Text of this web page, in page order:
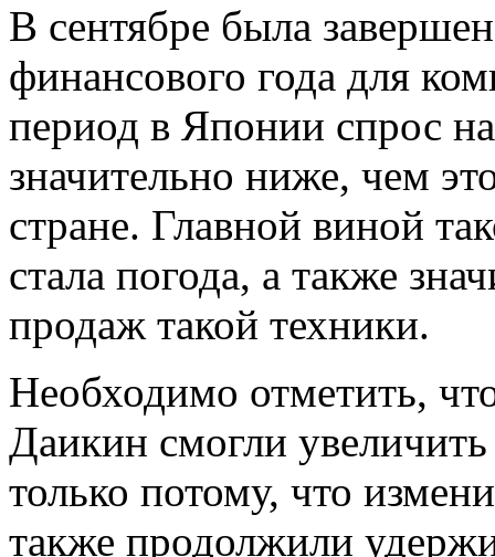
В сентябре была
финансового года для
период в Японии спрос
значительно ниже, чем
стране. Главной виной
стала погода, а также
продаж такой техники.
Необходимо отметить,
Даикин смогли
только потому, что
также продолжили